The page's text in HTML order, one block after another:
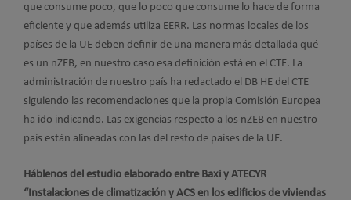
que consume poco, que lo poco que consume lo hace de forma
eficiente y que además utiliza EERR. Las normas locales de los
países de la UE deben definir de una manera más detallada qué
es un nZEB, en nuestro caso esa definición está en el CTE. La
administración de nuestro país ha redactado el DB HE del CTE
siguiendo las recomendaciones que la propia Comisión Europea
ha ido indicando. Las exigencias respecto a los nZEB en nuestro
país están alineadas con las del resto de países de la UE.
Háblenos del estudio elaborado entre Baxi y ATECYR
“Instalaciones de climatización y ACS en los edificios de viviendas